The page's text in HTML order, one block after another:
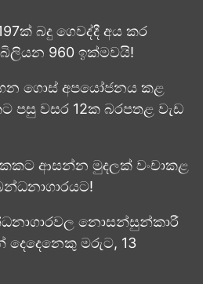
බදු ගෙවද්දී අය කර
960 ඉක්මවයි!
ගොස් අපයෝජනය කළ
පසු වසර 12ක බරපතළ වැඩ
ආසන්න මුදලක් වංචාකළ
නොසන්සුන්කාරී
දෙදෙනෙකු මරුට, 13